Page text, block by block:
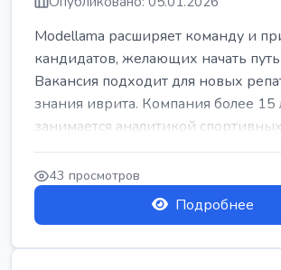
Modellama расширяет команду и
кандидатов, желающих начать путь
Вакансия подходит для новых
знания иврита. Компания более 15
занимается аналитикой спортивных
43 просмотров
Подробнее